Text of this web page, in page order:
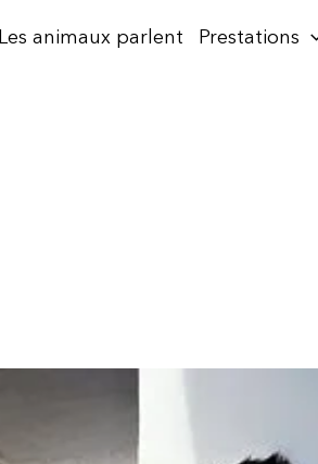
Les animaux parlent Prestations